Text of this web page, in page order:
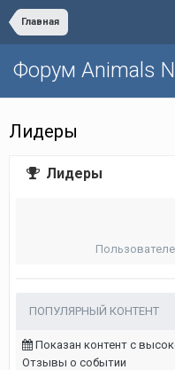
Главная
Форум Animals
Лидеры
Лидеры
ПОПУЛЯРНЫЙ КОНТЕНТ
Показан контент с
Отзывы о событии